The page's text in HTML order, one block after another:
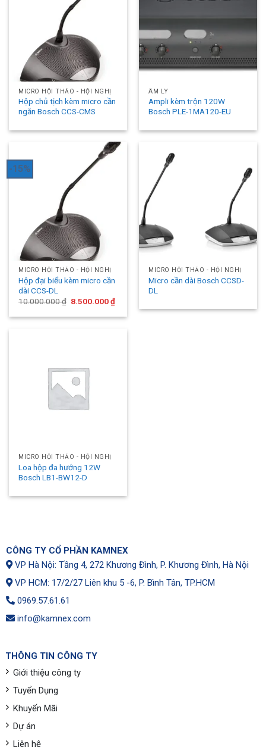
MICRO HỘI THẢO - HỘI NGHỊ
Hộp chủ tịch kèm micro cần
ngắn Bosch CCS-CMS
ÂM LY
Ampli kèm trộn 120W
Bosch PLE-1MA120-EU
-15%
MICRO HỘI THẢO - HỘI NGHỊ
Hộp đại biểu kèm micro cần
dài CCS-DL
10.000.000₫ Original
was:
8.500.000₫Current
is:
MICRO HỘI THẢO - HỘI NGHỊ
Micro cần dài Bosch CCSD-
DL
MICRO HỘI THẢO - HỘI NGHỊ
Loa hộp đa hướng 12W
Bosch LB1-BW12-D
CÔNG TY CỔ PHẦN KAMNEX
VP Hà Nội: Tầng 4, 272 Khương Đình, P. Khương Đình, Hà Nội
VP HCM: 17/2/27 Liên khu 5 -6, P. Bình Tân, TP.HCM
0969.57.61.61
info@kamnex.com
THÔNG TIN CÔNG TY
Giới thiệu công ty
Tuyển Dụng
Khuyến Mãi
Dự án
Liên hệ